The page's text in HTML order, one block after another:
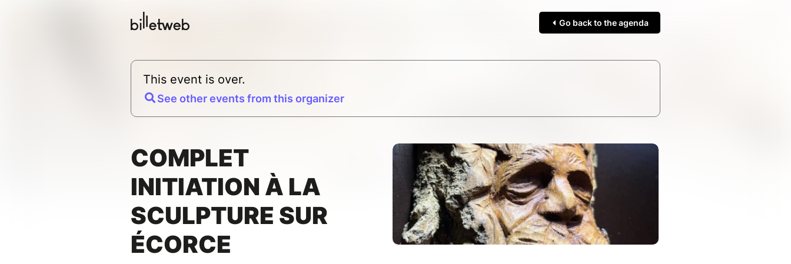
Go back to the agenda
This event is over.
See other events from this organizer
COMPLET
INITIATION À LA
SCULPTURE SUR
ÉCORCE